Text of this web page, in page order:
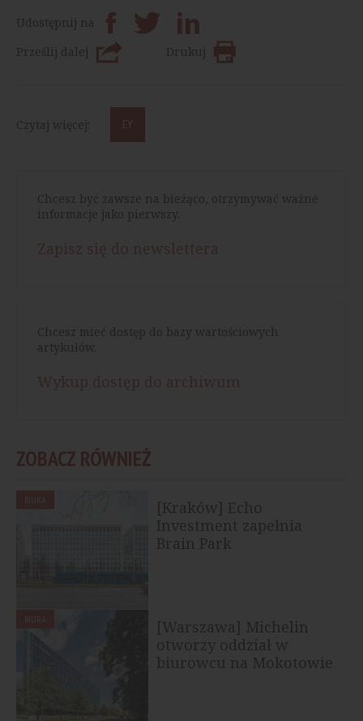
Udostępnij na
Prześlij dalej
Drukuj
Czytaj więcej: EY
Chcesz być zawsze na bieżąco, otrzymywać ważne
informacje jako pierwszy.
Chcesz mieć dostęp do bazy wartościowych
artykułów.
ZOBACZ RÓWNIEŻ
[Kraków] Echo
Investment zapełnia
Brain Park
[Warszawa] Michelin
otworzy oddział w
biurowcu na Mokotowie